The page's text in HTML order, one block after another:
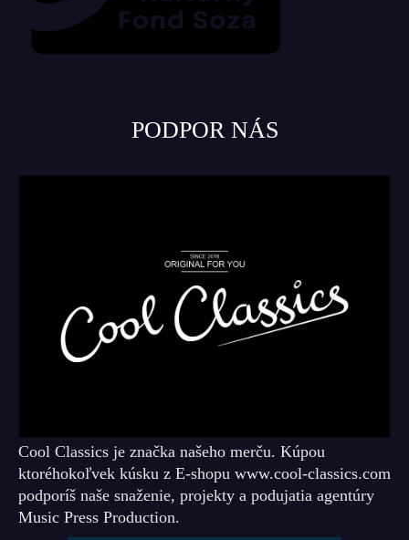
PODPOR NÁS
Cool Classics je značka našeho merču. Kúpou
ktoréhokoľvek kúsku z E-shopu www.cool-classics.com
podporíš naše snaženie, projekty a podujatia agentúry
Music Press Production.